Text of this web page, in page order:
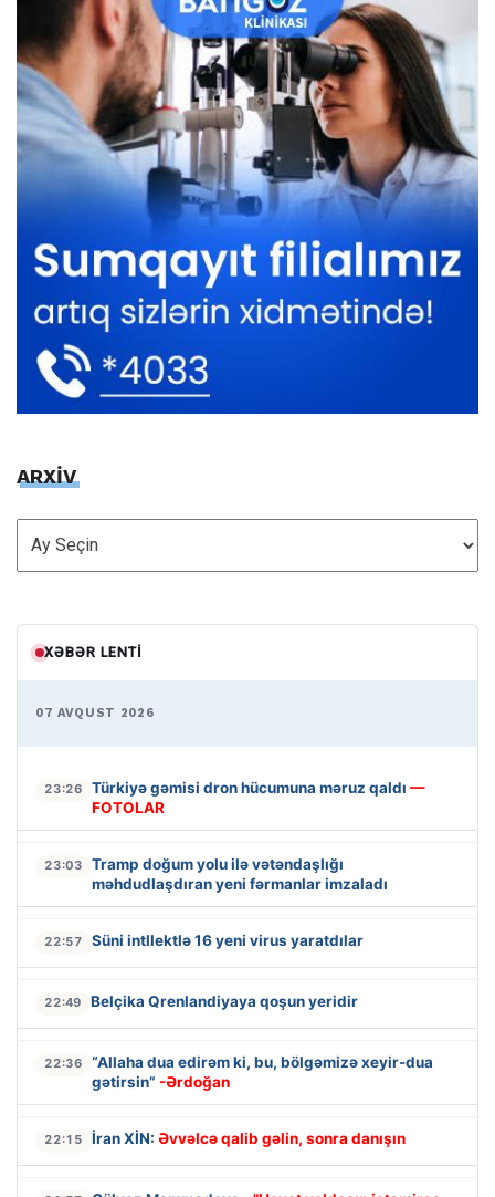
ARXİV
ARXİV
XƏBƏR LENTI
07 AVQUST 2026
23:26 Türkiyə gəmisi dron hücumuna məruz qaldı —
FOTOLAR
23:03
Tramp doğum yolu ilə vətəndaşlığı
məhdudlaşdıran yeni fərmanlar imzaladı
22:57 Süni intllektlə 16 yeni virus yaratdılar
22:49 Belçika Qrenlandiyaya qoşun yeridir
22:36
“Allaha dua edirəm ki, bu, bölgəmizə xeyir-dua
gətirsin” -Ərdoğan
22:15 İran XİN: Əvvəlcə qalib gəlin, sonra danışın